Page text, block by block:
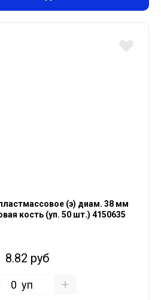
(э) диам. 38 мм
кость (уп. 50 шт.) 4150635
8.82 руб
уп